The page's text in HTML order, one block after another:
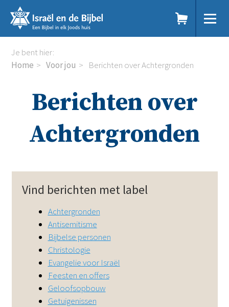
links
naar
de
Spring
naar
navigatie
Je bent hier:
Home
Voor jou Berichten over Achtergronden
Berichten over
Achtergronden
Vind berichten met label
Achtergronden
Antisemitisme
Bijbelse personen
Christologie
Evangelie voor Israël
Feesten en offers
Geloofsopbouw
Getuigenissen
Dit doen we
Kennisbank
Podcast
Digitale nieuwsbrief
Agenda
Jongerenwerk
Het Studiehuis (cursus)
Over ons